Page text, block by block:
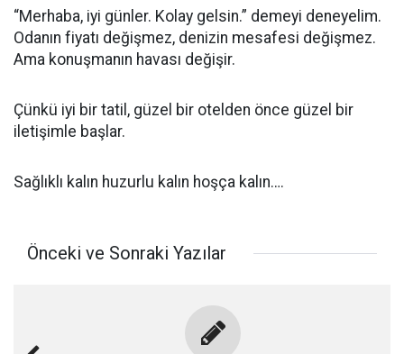
“Merhaba, iyi günler. Kolay gelsin.” demeyi deneyelim.
Odanın fiyatı değişmez, denizin mesafesi değişmez.
Ama konuşmanın havası değişir.
Çünkü iyi bir tatil, güzel bir otelden önce güzel bir
iletişimle başlar.
Sağlıklı kalın huzurlu kalın hoşça kalın….
Önceki ve Sonraki Yazılar